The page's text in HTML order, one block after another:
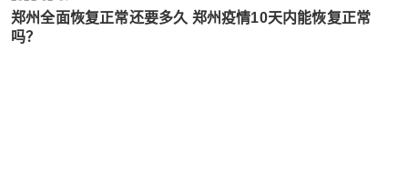
郑州全面恢复正常还要多久 郑州疫情10天内能恢复正常
吗？